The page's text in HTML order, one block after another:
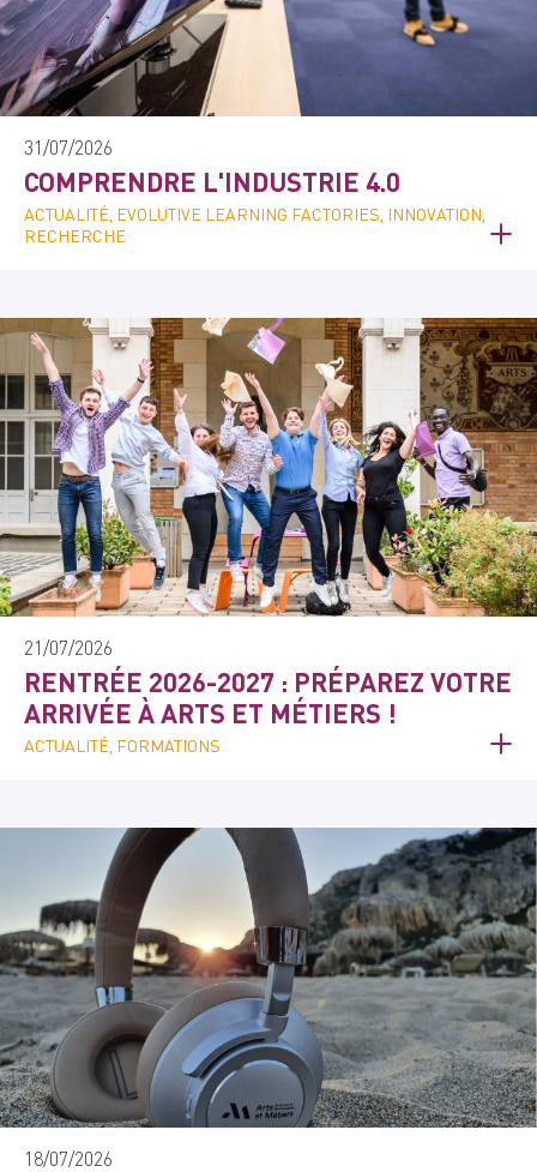
31/07/2026
COMPRENDRE L'INDUSTRIE 4.0
ACTUALITÉ, EVOLUTIVE LEARNING FACTORIES, INNOVATION,
RECHERCHE
21/07/2026
RENTRÉE 2026-2027 : PRÉPAREZ VOTRE
ARRIVÉE À ARTS ET MÉTIERS !
ACTUALITÉ, FORMATIONS
18/07/2026